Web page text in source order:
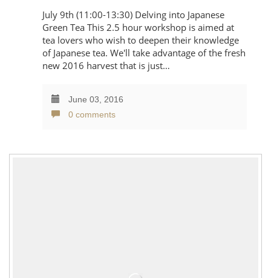
July 9th (11:00-13:30) Delving into Japanese
Green Tea This 2.5 hour workshop is aimed at
tea lovers who wish to deepen their knowledge
of Japanese tea. We'll take advantage of the fresh
new 2016 harvest that is just…
June 03, 2016
0 comments